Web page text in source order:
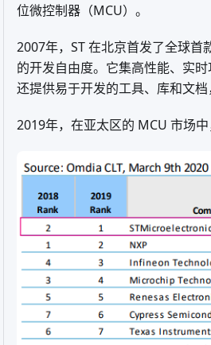
位微控制器（MCU）。
2007年，ST 在北京首发了全球
的开发自由度。它集高性能、实
还提供易于开发的工具、库和文
2019年，在亚太区的 MCU 市场